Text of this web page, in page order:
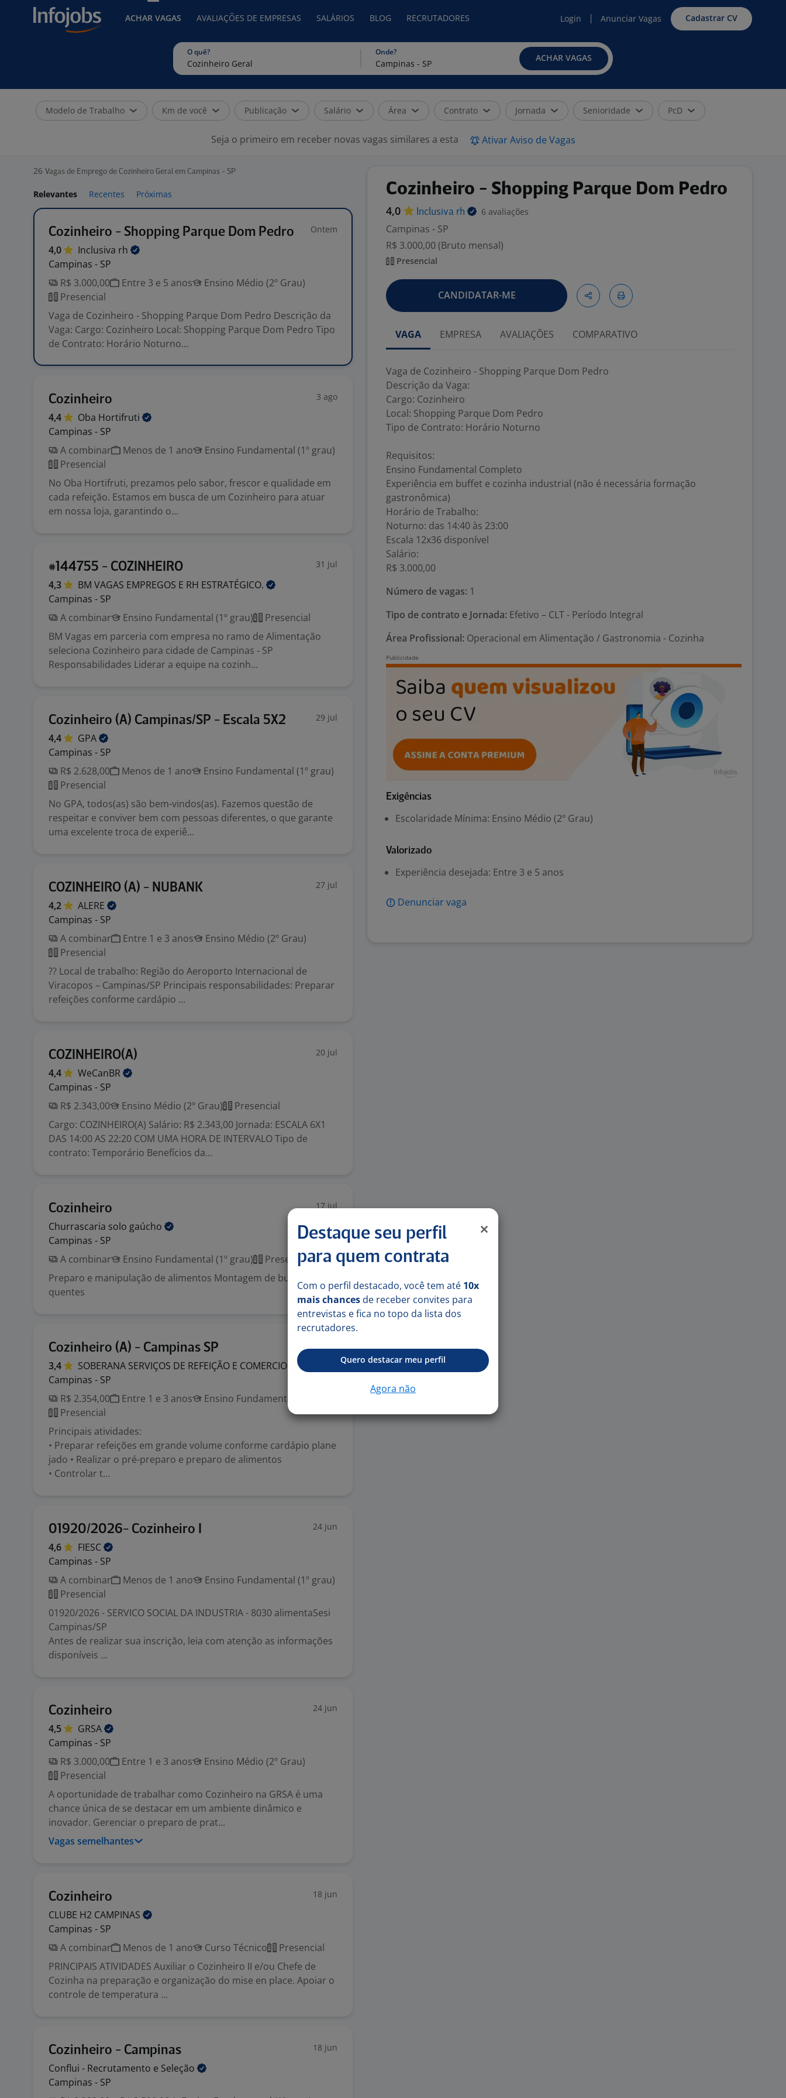
ACHAR VAGAS AVALIAÇÕES DE EMPRESAS SALÁRIOS BLOG RECRUTADORES Login Anunciar Vagas Cadastrar CV
O quê? Onde?
ACHAR VAGAS
Modelo de Trabalho Km de você Publicação Salário Área Contrato Jornada Senioridade PcD
Seja o primeiro em receber novas vagas similares a esta Ativar Aviso de Vagas
26 Vagas de Emprego de Cozinheiro Geral em Campinas - SP
Relevantes Recentes Próximas
Cozinheiro - Shopping Parque Dom Pedro Ontem
4,0 Inclusiva rh
Campinas - SP
R$ 3.000,00
Entre 3 e 5 anos
Ensino Médio (2º Grau)
Presencial
Vaga de Cozinheiro - Shopping Parque Dom Pedro Descrição da
Vaga: Cargo: Cozinheiro Local: Shopping Parque Dom Pedro Tipo
de Contrato: Horário Noturno...
Cozinheiro 3 ago
4,4 Oba Hortifruti
Campinas - SP
A combinar
Menos de 1 ano
Ensino Fundamental (1º grau)
Presencial
No Oba Hortifruti, prezamos pelo sabor, frescor e qualidade em
cada refeição. Estamos em busca de um Cozinheiro para atuar
em nossa loja, garantindo o...
#144755 - COZINHEIRO 31 jul
4,3 BM VAGAS EMPREGOS E RH ESTRATÉGICO.
Campinas - SP
A combinar
Ensino Fundamental (1º grau)
Presencial
BM Vagas em parceria com empresa no ramo de Alimentação
seleciona Cozinheiro para cidade de Campinas - SP
Responsabilidades Liderar a equipe na cozinh...
Cozinheiro (A) Campinas/SP - Escala 5X2 29 jul
4,4
GPA
Campinas - SP
R$ 2.628,00
Menos de 1 ano
Ensino Fundamental (1º grau)
Presencial
No GPA, todos(as) são bem-vindos(as). Fazemos questão de
respeitar e conviver bem com pessoas diferentes, o que garante
uma excelente troca de experiê...
COZINHEIRO (A) - NUBANK 27 jul
4,2
ALERE
Campinas - SP
A combinar
Entre 1 e 3 anos
Ensino Médio (2º Grau)
Presencial
?? Local de trabalho: Região do Aeroporto Internacional de
Viracopos – Campinas/SP Principais responsabilidades: Preparar
refeições conforme cardápio ...
COZINHEIRO(A) 20 jul
4,4
WeCanBR
Campinas - SP
R$ 2.343,00
Ensino Médio (2º Grau)
Presencial
Cargo: COZINHEIRO(A) Salário: R$ 2.343,00 Jornada: ESCALA 6X1
DAS 14:00 AS 22:20 COM UMA HORA DE INTERVALO Tipo de
contrato: Temporário Benefícios da...
Cozinheiro 17 jul
Churrascaria solo gaúcho
Campinas - SP
A combinar
Ensino Fundamental (1º grau)
Presencial
Preparo e manipulação de alimentos Montagem de buffet pratos
quentes
Cozinheiro (A) - Campinas SP
3,4 SOBERANA SERVIÇOS DE REFEIÇÃO E COMERCIO
LTDA
Campinas - SP
R$ 2.354,00
Entre 1 e 3 anos
Ensino Fundamental (1º grau)
Presencial
Principais atividades:
• Preparar refeições em grande volume conforme cardápio plane
jado • Realizar o pré-preparo e preparo de alimentos
• Controlar t...
01920/2026- Cozinheiro I 24 jun
4,6
FIESC
Campinas - SP
A combinar
Menos de 1 ano
Ensino Fundamental (1º grau)
Presencial
01920/2026 - SERVICO SOCIAL DA INDUSTRIA - 8030 alimentaSesi
Campinas/SP
Antes de realizar sua inscrição, leia com atenção as informações
disponíveis ...
Cozinheiro 24 jun
4,5
GRSA
Campinas - SP
R$ 3.000,00
Entre 1 e 3 anos
Ensino Médio (2º Grau)
Presencial
A oportunidade de trabalhar como Cozinheiro na GRSA é uma
chance única de se destacar em um ambiente dinâmico e
inovador. Gerenciar o preparo de prat...
Vagas semelhantes
Cozinheiro 18 jun
CLUBE H2 CAMPINAS
Campinas - SP
A combinar
Menos de 1 ano Curso Técnico
Presencial
PRINCIPAIS ATIVIDADES Auxiliar o Cozinheiro II e/ou Chefe de
Cozinha na preparação e organização do mise en place. Apoiar o
controle de temperatura ...
Cozinheiro - Campinas 18 jun
Conflui - Recrutamento e Seleção
Campinas - SP
Cozinheiro - Shopping Parque Dom Pedro
4,0 Inclusiva rh 6 avaliações
Campinas - SP
R$ 3.000,00 (Bruto mensal)
Presencial
CANDIDATAR-ME
VAGA EMPRESA AVALIAÇÕES COMPARATIVO
Vaga de Cozinheiro - Shopping Parque Dom Pedro
Descrição da Vaga:
Cargo: Cozinheiro
Local: Shopping Parque Dom Pedro
Tipo de Contrato: Horário Noturno
Requisitos:
Ensino Fundamental Completo
Experiência em buffet e cozinha industrial (não é necessária formação
gastronômica)
Horário de Trabalho:
Noturno: das 14:40 às 23:00
Escala 12x36 disponível
Salário:
R$ 3.000,00
Número de vagas: 1
Tipo de contrato e Jornada: Efetivo – CLT - Período Integral
Área Profissional: Operacional em Alimentação / Gastronomia - Cozinha
Exigências
Escolaridade Mínima: Ensino Médio (2º Grau)
Valorizado
Experiência desejada: Entre 3 e 5 anos
Denunciar vaga
Destaque seu perfil
para quem contrata
Com o perfil destacado, você tem até 10x
mais chances de receber convites para
entrevistas e fica no topo da lista dos
recrutadores.
Quero destacar meu perfil
Agora não